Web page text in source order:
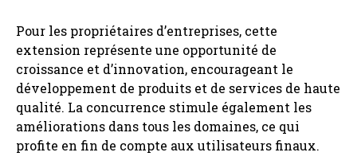
Pour les propriétaires d’entreprises, cette
extension représente une opportunité de
croissance et d’innovation, encourageant le
développement de produits et de services de haute
qualité. La concurrence stimule également les
améliorations dans tous les domaines, ce qui
profite en fin de compte aux utilisateurs finaux.